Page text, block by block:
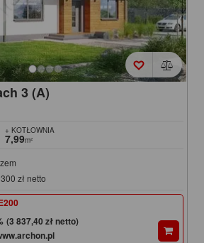
3 (A)
+ KOTŁOWNIA
7,99m²
zł netto
(3 837,40 zł netto)